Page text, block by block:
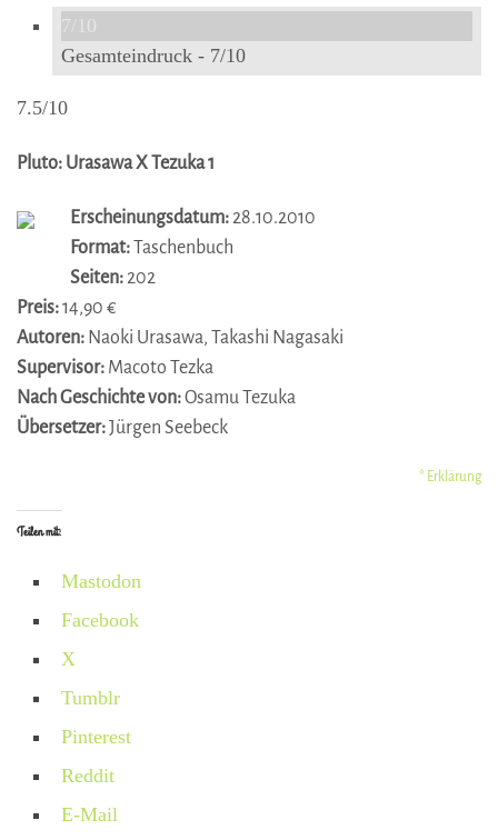
7/10
Gesamteindruck - 7/10
7.5/10
Pluto: Urasawa X Tezuka 1
Erscheinungsdatum:28.10.2010
Format:Taschenbuch
Seiten:202
Preis:14,90 €
Autoren: Naoki Urasawa, Takashi Nagasaki
Supervisor: Macoto Tezka
Nach Geschichte von:Osamu Tezuka
Übersetzer:Jürgen Seebeck
* Erklärung
Teilen mit:
Mastodon
Facebook
X
Tumblr
Pinterest
Reddit
E-Mail